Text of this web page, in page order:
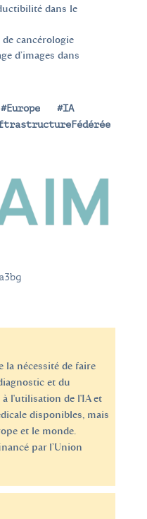
dans le
de cancérologie
d’images dans
#Europe| #IA|
la nécessité de faire
et du
l'utilisation de l'IA et
disponibles, mais
et le monde.
par l’Union